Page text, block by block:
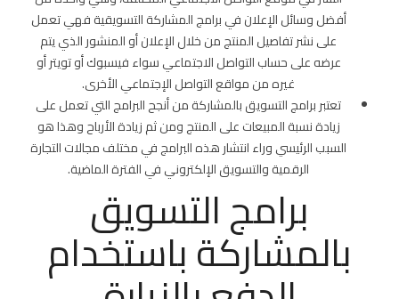
أفضل وسائل الإعلان في برامج المشاركة التسويقية فهي تعمل
على نشر تفاصيل المنتج من خلال الإعلان أو المنشور الذي يتم
عرضه على حساب التواصل الاجتماعي سواء فيسبوك أو تويتر أو
غيره من مواقع التواصل الإجتماعي الأخرى.
تعتبر برامج التسويق بالمشاركة من أنجح البرامج التي تعمل على
زيادة نسبة المبيعات على المنتج ومن ثم زيادة الأرباح وهذا هو
السبب الرئيسي وراء انتشار هذه البرامج في مختلف مجالات التجارة
الرقمية والتسويق الإلكتروني في الفترة الماضية.
برامج التسويق
بالمشاركة باستخدام